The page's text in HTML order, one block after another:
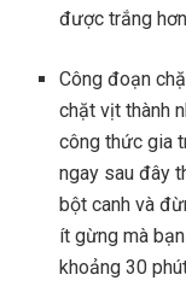
được trắng
Công đoạn
chặt vịt thành
công thức gia
ngay sau đây
bột canh và
ít gừng mà
khoảng 30